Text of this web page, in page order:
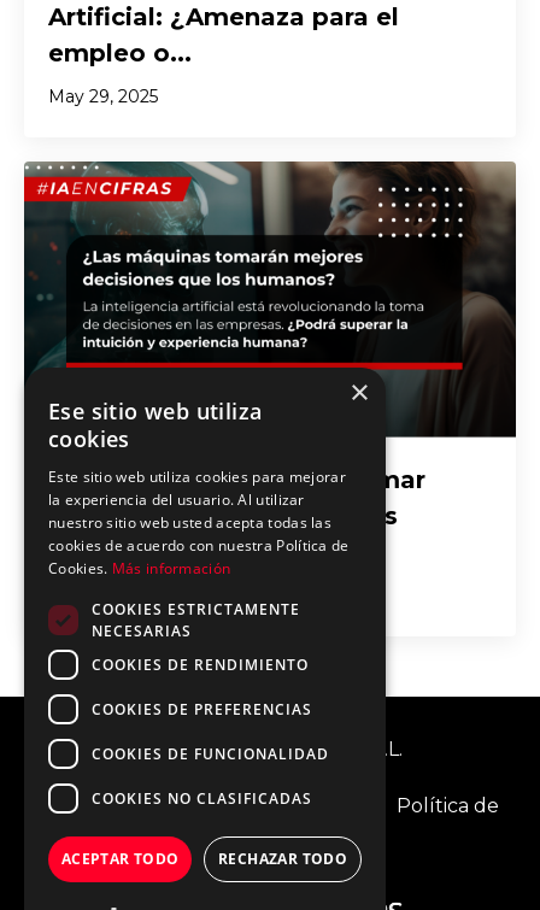
Artificial: ¿Amenaza para el
empleo o...
May 29, 2025
¿Pueden las Máquinas Tomar
Mejores Decisiones que los
Humanos?
© 2026 IA Transformers, S.L.
Aviso Legal Política de cookies
Política de
privacidad
×
Ese sitio web utiliza
cookies
Este sitio web utiliza cookies para mejorar
la experiencia del usuario. Al utilizar
nuestro sitio web usted acepta todas las
cookies de acuerdo con nuestra Política de
Cookies. Más información
COOKIES ESTRICTAMENTE
NECESARIAS
COOKIES DE RENDIMIENTO
COOKIES DE PREFERENCIAS
COOKIES DE FUNCIONALIDAD
COOKIES NO CLASIFICADAS
ACEPTAR TODO RECHAZAR TODO